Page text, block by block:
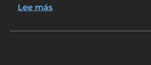
Lee más
mensual